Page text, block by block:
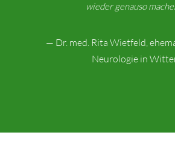
wieder genauso
— Dr. med. Rita Wietfeld,
Neurologie in